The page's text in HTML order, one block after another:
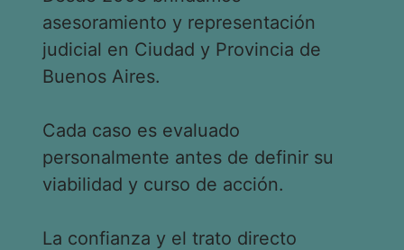
asesoramiento y representación
judicial en Ciudad y Provincia de
Buenos Aires.
Cada caso es evaluado
personalmente antes de definir su
viabilidad y curso de acción.
La confianza y el trato directo